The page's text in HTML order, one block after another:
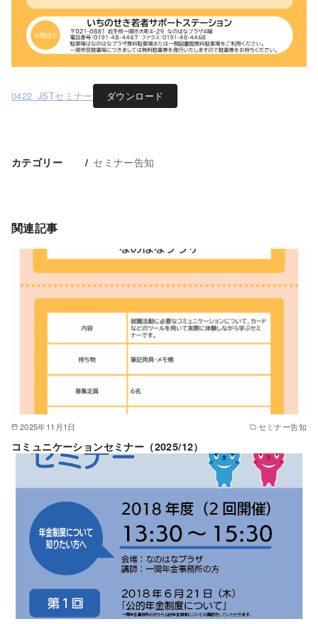
0422_JSTセミナー ダウンロード
カテゴリー セミナー告知
関連記事
2025年11月1日 セミナー告知
コミュニケーションセミナー（2025/12）